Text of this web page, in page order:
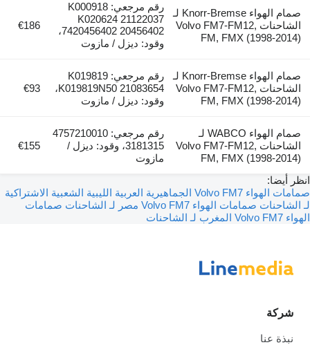
صمام الهواء Knorr-Bremse لـ
الشاحنات Volvo FM7-FM12,
FM, FMX (1998-2014)
رقم مرجعي: K000918
K020624 21122037
7420456402 20456402،
وقود: ديزل / مازوت
€186
صمام الهواء Knorr-Bremse لـ
الشاحنات Volvo FM7-FM12,
FM, FMX (1998-2014)
رقم مرجعي: K019819
K019819N50 21083654،
وقود: ديزل / مازوت
€93
صمام الهواء WABCO لـ
الشاحنات Volvo FM7-FM12,
FM, FMX (1998-2014)
رقم مرجعي: 4757210010
3181315، وقود: ديزل /
مازوت
€155
انظر أيضا:
صمامات الهواء Volvo FM7 الجماهيرية العربية الليبية الشعبية الاشتراكية
لـ الشاحنات صمامات الهواء Volvo FM7 مصر لـ الشاحنات
صمامات
الهواء Volvo FM7 المغرب لـ الشاحنات
شركة
نبذة عنا